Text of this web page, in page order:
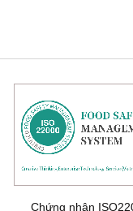
Chứng nhận